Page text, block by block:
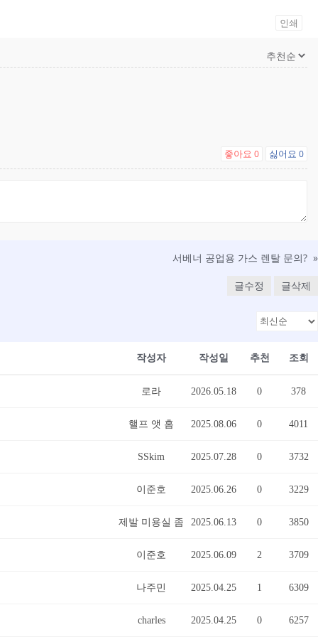
인쇄
좋아요 0 싫어요 0
서베너 공업용 가스 렌탈 문의? »
글수정 글삭제
작성자 작성일 추천 조회
로라 2026.05.18 0 378
핼프 앳 홈 2025.08.06 0 4011
SSkim 2025.07.28 0 3732
이준호 2025.06.26 0 3229
제발 미용실 좀 2025.06.13 0 3850
이준호 2025.06.09 2 3709
나주민 2025.04.25 1 6309
charles 2025.04.25 0 6257